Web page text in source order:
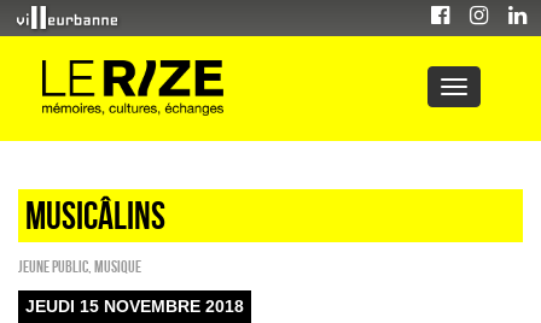
Musicâlins
Jeune public Musique
JEUDI 15 NOVEMBRE 2018